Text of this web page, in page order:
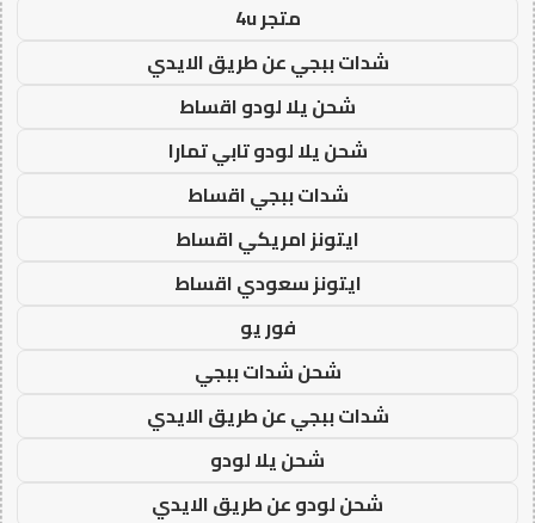
متجر 4u
شدات ببجي عن طريق الايدي
شحن يلا لودو اقساط
شحن يلا لودو تابي تمارا
شدات ببجي اقساط
ايتونز امريكي اقساط
ايتونز سعودي اقساط
فور يو
شحن شدات ببجي
شدات ببجي عن طريق الايدي
شحن يلا لودو
شحن لودو عن طريق الايدي